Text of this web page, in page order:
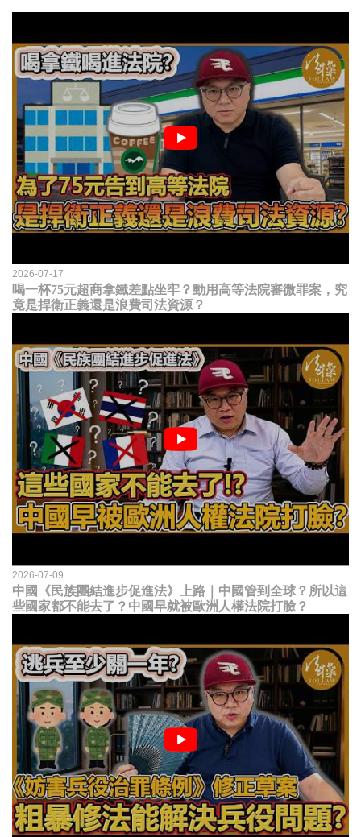
2026-07-17
喝一杯75元超商拿鐵差點坐牢？動用高等法院審微罪案，究
竟是捍衛正義還是浪費司法資源？
2026-07-09
中國《民族團結進步促進法》上路｜中國管到全球？所以這
些國家都不能去了？中國早就被歐洲人權法院打臉？